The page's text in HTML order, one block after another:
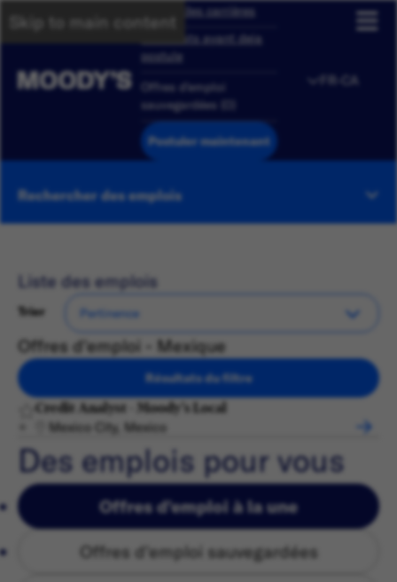
Skip to main contentAperçu des carrières
Candidats ayant deja
postule
Offres d'emploi
sauvegardées
Postuler maintenant
FR-CA
Rechercher des emplois
Liste des emplois
Trier
Offres d'emploi - Mexique
Résultats du filtre
Credit Analyst - Moody's Local
Mexico City, Mexico
Des emplois pour vous
Offres d'emploi à la une
Offres d'emploi sauvegardées